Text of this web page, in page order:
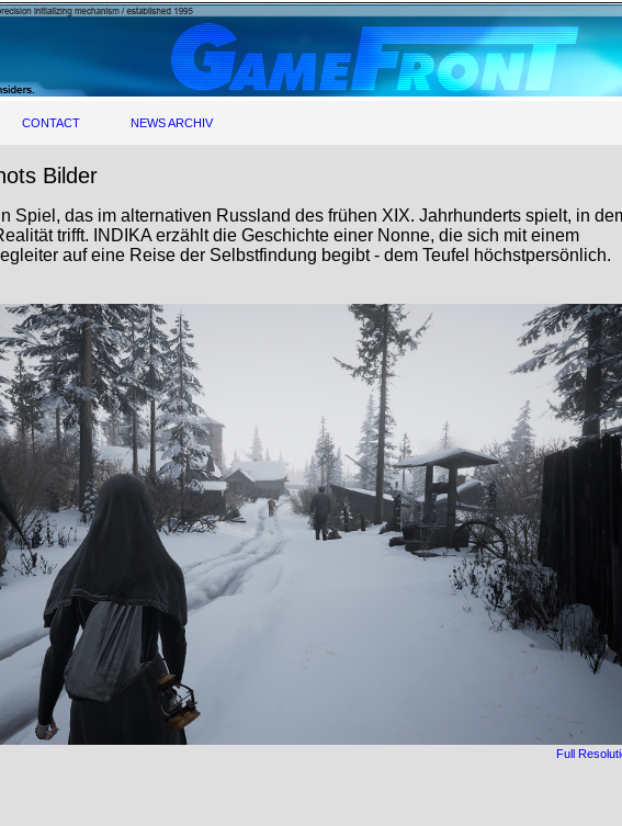
CONTACT NEWS ARCHIV
Bilder
Spiel, das im alternativen Russland des frühen XIX. Jahrhunderts spielt, in
trifft. INDIKA erzählt die Geschichte einer Nonne, die sich mit einem
auf eine Reise der Selbstfindung begibt - dem Teufel höchstpersönlich.
Full